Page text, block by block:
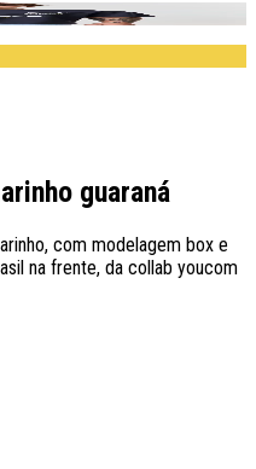
guaraná
com modelagem box e
na frente, da collab youcom